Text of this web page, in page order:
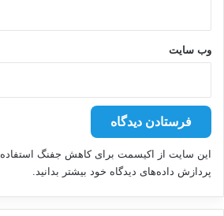
وب‌ سایت
این سایت از اکیسمت برای کاهش جفنگ
پردازش داده‌های دیدگاه خود بیشتر بدانید.